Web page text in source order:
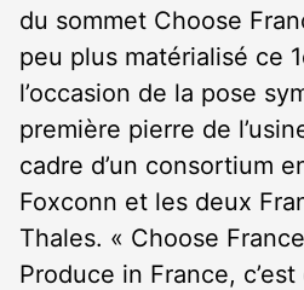
du sommet Choose
peu plus matérialisé ce 1
l’occasion de la pose
première pierre de
cadre d’un consortium
Foxconn et les deux
Thales. « Choose
Produce in France,